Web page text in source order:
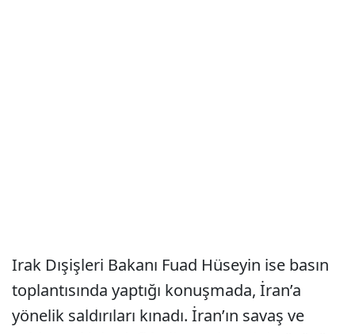
Irak Dışişleri Bakanı Fuad Hüseyin ise basın
toplantısında yaptığı konuşmada, İran’a
yönelik saldırıları kınadı. İran’ın savaş ve